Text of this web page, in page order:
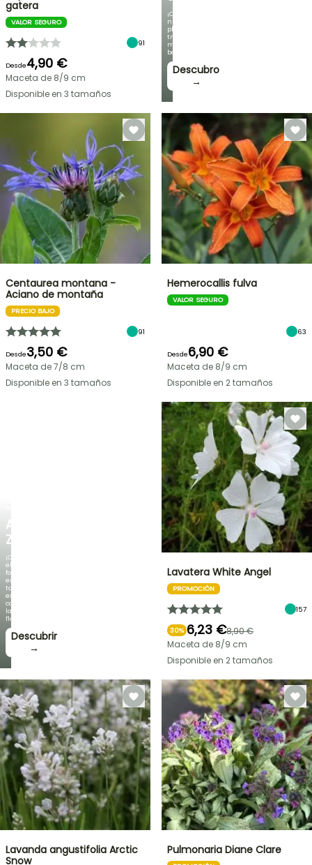
¡Con
nuestras
plantas
trepadoras
más
bonitas!
Descubro
→
AGAPANTHUS
ZAMBEZI
¡Cuando
el
follaje
es
tan
espectacular
como
la
floración!
Descubrir
→
gatera
VALOR SEGURO
91
Desde4,90 €
Maceta de 8/9 cm
Disponible en 3 tamaños
Centaurea montana -
Aciano de montaña
PRECIO BAJO
91
Desde3,50 €
Maceta de 7/8 cm
Disponible en 3 tamaños
Hemerocallis fulva
VALOR SEGURO
63
Desde6,90 €
Maceta de 8/9 cm
Disponible en 2 tamaños
Lavatera White Angel
PROMOCIÓN
157
30% 6,23 €8,90 €
Maceta de 8/9 cm
Disponible en 2 tamaños
Lavanda angustifolia Arctic
Snow
Pulmonaria Diane Clare